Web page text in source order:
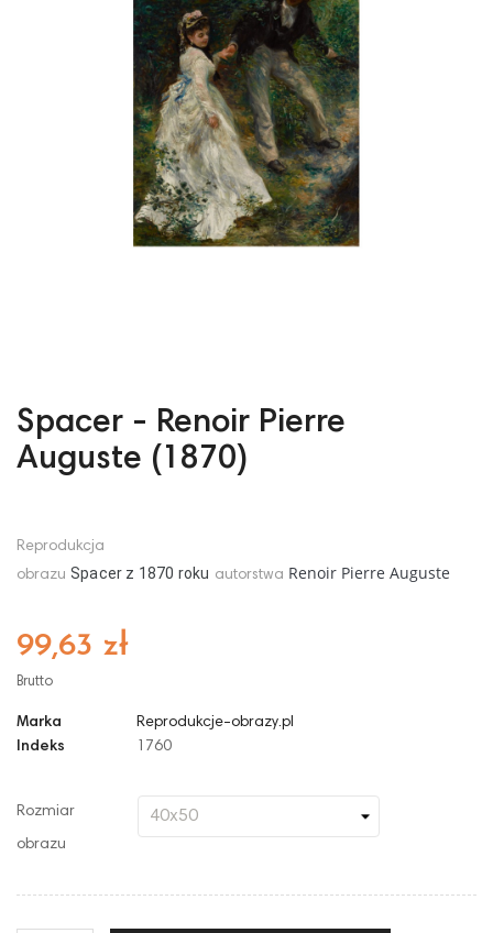
Spacer - Renoir Pierre
Auguste (1870)
Reprodukcja
obrazu Spacer z 1870 roku autorstwa Renoir Pierre Auguste
99,63 zł
Brutto
Marka
Reprodukcje-obrazy.pl
Indeks
1760
Rozmiar
obrazu